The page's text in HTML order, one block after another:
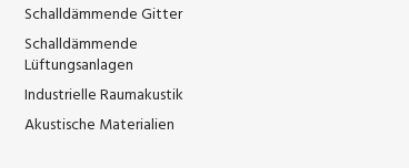
Schalldämmende Gitter
Schalldämmende
Lüftungsanlagen
Industrielle Raumakustik
Akustische Materialien